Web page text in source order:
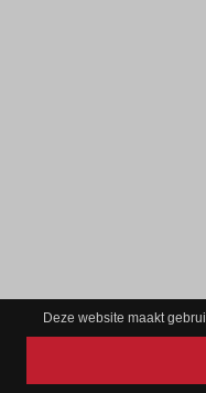
Deze website maakt